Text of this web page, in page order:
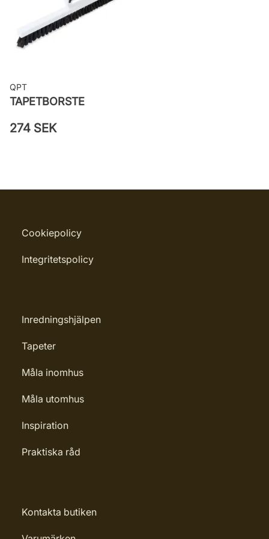
QPT
TAPETBORSTE
274 SEK
Cookiepolicy
Integritetspolicy
Inredningshjälpen
Tapeter
Måla inomhus
Måla utomhus
Inspiration
Praktiska råd
Kontakta butiken